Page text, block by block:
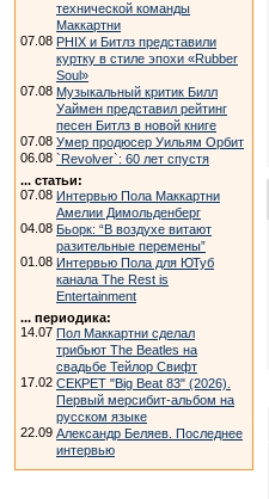
технической команды
Маккартни
07.08 PHIX и Битлз представили
куртку в стиле эпохи «Rubber
Soul»
07.08 Музыкальный критик Билл
Уаймен представил рейтинг
песен Битлз в новой книге
07.08 Умер продюсер Уильям Орбит
06.08 `Revolver`: 60 лет спустя
... статьи:
07.08 Интервью Пола Маккартни
Амелии Димольденберг
04.08 Бьорк: “В воздухе витают
разительные перемены”
01.08 Интервью Пола для ЮТуб
канала The Rest is
Entertainment
... периодика:
14.07 Пол Маккартни сделал
трибьют The Beatles на
свадьбе Тейлор Свифт
17.02 СЕКРЕТ "Big Beat 83" (2026).
Первый мерсибит-альбом на
русском языке
22.09 Александр Беляев. Последнее
интервью